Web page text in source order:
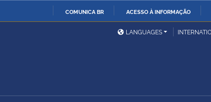
COMUNICA BR ACESSO À INFORMAÇÃO
Ministério da Defesa
Ministério das Relações
ExterioresLANGUAGES